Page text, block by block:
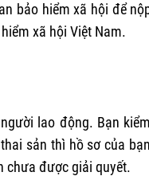
bảo hiểm xã hội để
xã hội Việt Nam.
lao động. Bạn
sản thì hồ sơ của
chưa được giải quyết.